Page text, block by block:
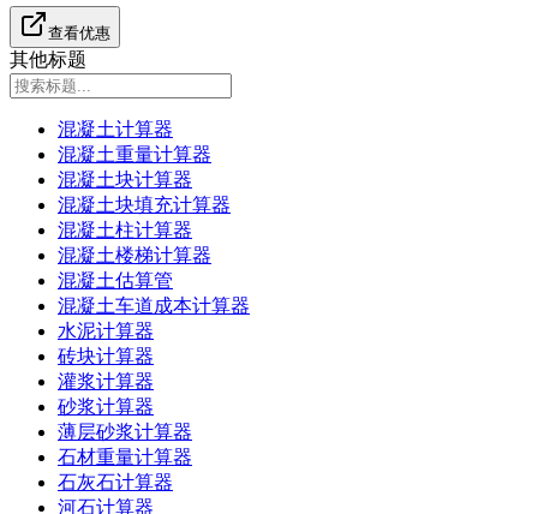
查看优惠
其他标题
混凝土计算器
混凝土重量计算器
混凝土块计算器
混凝土块填充计算器
混凝土柱计算器
混凝土楼梯计算器
混凝土估算管
混凝土车道成本计算器
水泥计算器
砖块计算器
灌浆计算器
砂浆计算器
薄层砂浆计算器
石材重量计算器
石灰石计算器
河石计算器